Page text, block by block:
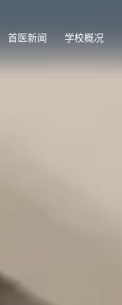
首医新闻 学校概况